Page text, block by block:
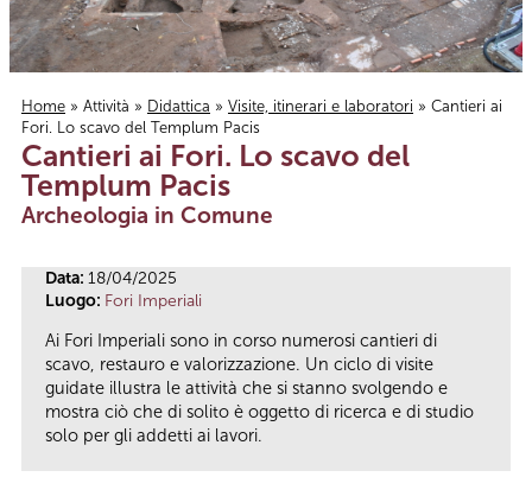
Tu sei qui
Home » Attività » Didattica » Visite, itinerari e laboratori » Cantieri ai
Fori. Lo scavo del Templum Pacis
Cantieri ai Fori. Lo scavo del
Templum Pacis
Archeologia in Comune
Data: 18/04/2025
Luogo: Fori Imperiali
Ai Fori Imperiali sono in corso numerosi cantieri di
scavo, restauro e valorizzazione. Un ciclo di visite
guidate illustra le attività che si stanno svolgendo e
mostra ciò che di solito è oggetto di ricerca e di studio
solo per gli addetti ai lavori.